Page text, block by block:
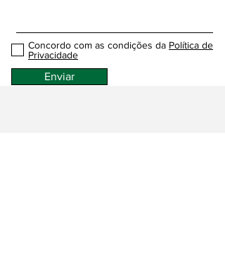
Concordo com as condições da Política de
Privacidade
Enviar